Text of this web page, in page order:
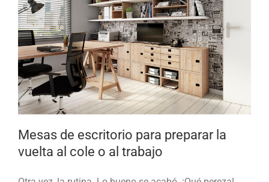
Mesas de escritorio para preparar la
vuelta al cole o al trabajo